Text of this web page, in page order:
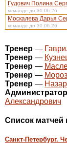
Гудович Полина
команде до 30.06.26
Москалева Дарья
команде до 30.06.26
Тренер —
Тренер —
Тренер —
Тренер —
Тренер —
Администратор
Александрович
Cписок
Санкт-Петербург.